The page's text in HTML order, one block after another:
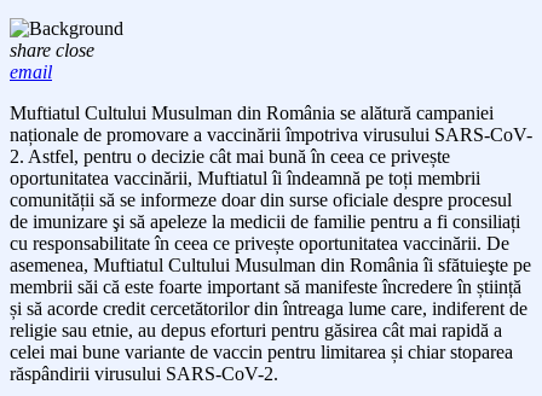
share close
email
Muftiatul Cultului Musulman din România se alătură campaniei
naționale de promovare a vaccinării împotriva virusului SARS-CoV-
2. Astfel, pentru o decizie cât mai bună în ceea ce privește
oportunitatea vaccinării, Muftiatul îi îndeamnă pe toți membrii
comunității să se informeze doar din surse oficiale despre procesul
de imunizare şi să apeleze la medicii de familie pentru a fi consiliați
cu responsabilitate în ceea ce privește oportunitatea vaccinării. De
asemenea, Muftiatul Cultului Musulman din România îi sfătuieşte pe
membrii săi că este foarte important să manifeste încredere în știință
și să acorde credit cercetătorilor din întreaga lume care, indiferent de
religie sau etnie, au depus eforturi pentru găsirea cât mai rapidă a
celei mai bune variante de vaccin pentru limitarea și chiar stoparea
răspândirii virusului SARS-CoV-2.